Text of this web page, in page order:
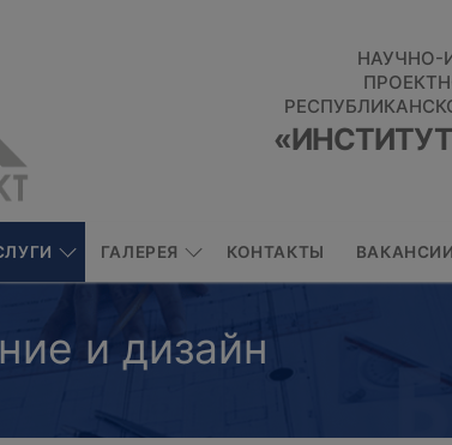
НАУЧНО-
ГАЛЕРЕЯ КОНТАКТЫ ВАКАНСИИ
и дизайн